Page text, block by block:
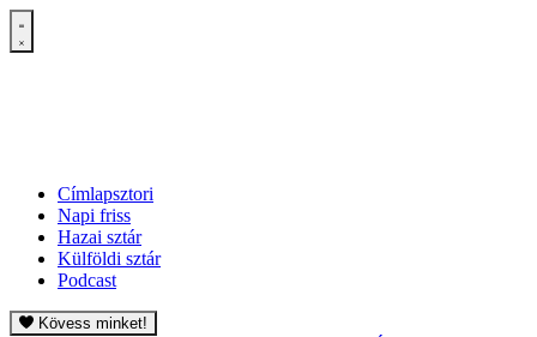
Címlapsztori
Napi friss
Hazai sztár
Külföldi sztár
Podcast
Kövess minket!